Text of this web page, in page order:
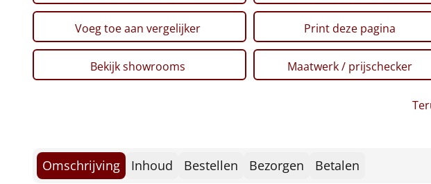
Voeg toe aan vergelijker Print deze pagina
Bekijk showrooms Maatwerk / prijschecker
Omschrijving Inhoud Bestellen Bezorgen Betalen